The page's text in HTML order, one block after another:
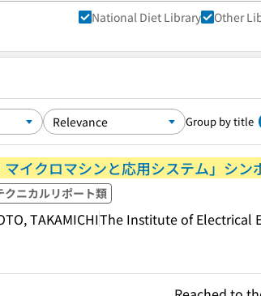
National Diet Library Other
Group by title
イクロマシンと応用システム」シン
クニカルリポート類
TAKAMICHIThe Institute of Electrical